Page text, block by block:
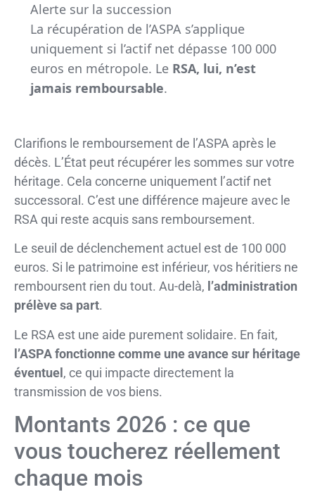
Alerte sur la succession
La récupération de l’ASPA s’applique
uniquement si l’actif net dépasse 100 000
euros en métropole. Le RSA, lui, n’est
jamais remboursable.
Clarifions le remboursement de l’ASPA après le
décès. L’État peut récupérer les sommes sur votre
héritage. Cela concerne uniquement l’actif net
successoral. C’est une différence majeure avec le
RSA qui reste acquis sans remboursement.
Le seuil de déclenchement actuel est de 100 000
euros. Si le patrimoine est inférieur, vos héritiers ne
remboursent rien du tout. Au-delà, l’administration
prélève sa part.
Le RSA est une aide purement solidaire. En fait,
l’ASPA fonctionne comme une avance sur héritage
éventuel, ce qui impacte directement la
transmission de vos biens.
Montants 2026 : ce que
vous toucherez réellement
chaque mois